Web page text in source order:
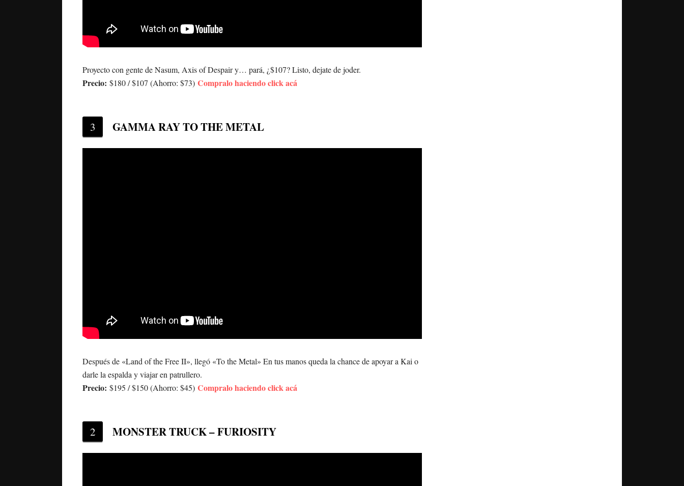
Proyecto con gente de Nasum, Axis of Despair y… pará, ¿$107? Listo, dejate de joder.
Precio: $180 / $107 (Ahorro: $73) Compralo haciendo click acá
3 GAMMA RAY TO THE METAL
Después de «Land of the Free II», llegó «To the Metal» En tus manos queda la chance de apoyar a Kai o
darle la espalda y viajar en patrullero.
Precio: $195 / $150 (Ahorro: $45) Compralo haciendo click acá
2 MONSTER TRUCK – FURIOSITY